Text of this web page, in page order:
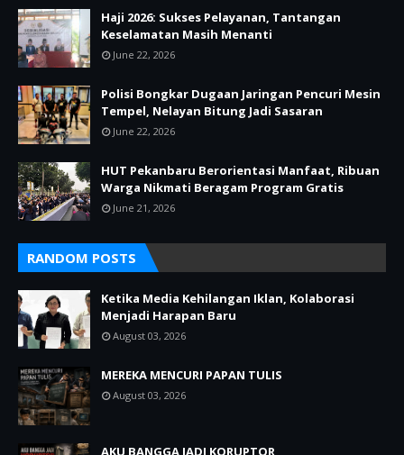
Haji 2026: Sukses Pelayanan, Tantangan
Keselamatan Masih Menanti
June 22, 2026
Polisi Bongkar Dugaan Jaringan Pencuri Mesin
Tempel, Nelayan Bitung Jadi Sasaran
June 22, 2026
HUT Pekanbaru Berorientasi Manfaat, Ribuan
Warga Nikmati Beragam Program Gratis
June 21, 2026
RANDOM POSTS
Ketika Media Kehilangan Iklan, Kolaborasi
Menjadi Harapan Baru
August 03, 2026
MEREKA MENCURI PAPAN TULIS
August 03, 2026
AKU BANGGA JADI KORUPTOR